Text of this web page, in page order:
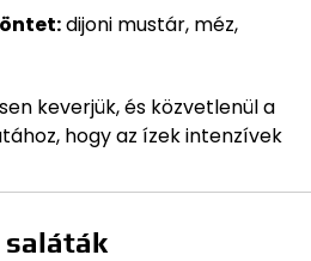
dijoni mustár, méz,
keverjük, és közvetlenül a
hogy az ízek intenzívek
saláták